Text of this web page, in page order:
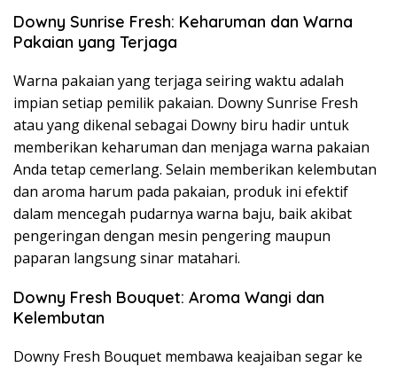
Downy Sunrise Fresh: Keharuman dan Warna
Pakaian yang Terjaga
Warna pakaian yang terjaga seiring waktu adalah
impian setiap pemilik pakaian. Downy Sunrise Fresh
atau yang dikenal sebagai Downy biru hadir untuk
memberikan keharuman dan menjaga warna pakaian
Anda tetap cemerlang. Selain memberikan kelembutan
dan aroma harum pada pakaian, produk ini efektif
dalam mencegah pudarnya warna baju, baik akibat
pengeringan dengan mesin pengering maupun
paparan langsung sinar matahari.
Downy Fresh Bouquet: Aroma Wangi dan
Kelembutan
Downy Fresh Bouquet membawa keajaiban segar ke